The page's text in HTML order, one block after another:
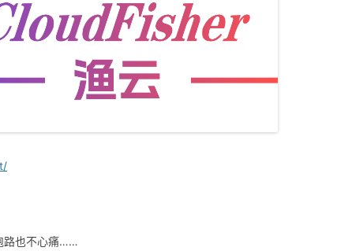
路也不心痛……